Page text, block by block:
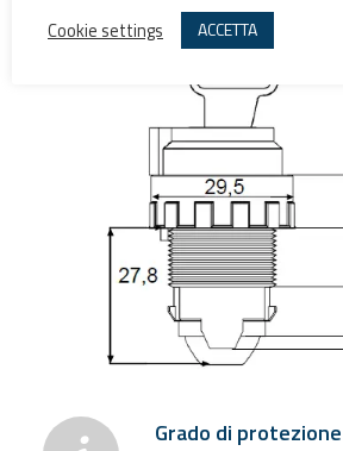
Grado di protezione
Cookie settings
ACCETTA